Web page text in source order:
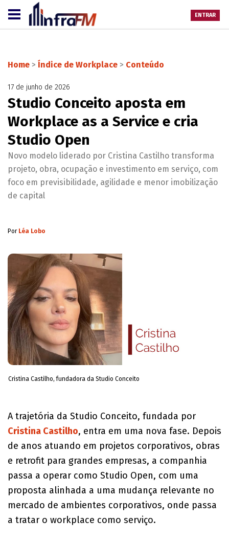
ENTRAR
Home > Índice de Workplace > Conteúdo
17 de junho de 2026
Studio Conceito aposta em
Workplace as a Service e cria
Studio Open
Novo modelo liderado por Cristina Castilho transforma
projeto, obra, ocupação e investimento em serviço, com
foco em previsibilidade, agilidade e menor imobilização
de capital
Por Léa Lobo
Cristina Castilho, fundadora da Studio Conceito
A trajetória da Studio Conceito, fundada por
Cristina Castilho, entra em uma nova fase. Depois
de anos atuando em projetos corporativos, obras
e retrofit para grandes empresas, a companhia
passa a operar como Studio Open, com uma
proposta alinhada a uma mudança relevante no
mercado de ambientes corporativos, onde passa
a tratar o workplace como serviço.